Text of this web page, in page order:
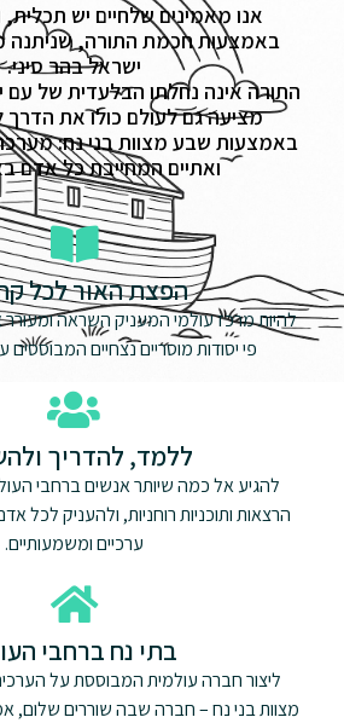
אנו מאמינים שלחיים יש תכלית,
באמצעות חכמת התורה, שניתנה
ישראל בהר סיני.
התורה אינה נחלתו הבלעדית של
מציעה גם לעולם כולו את הדרך
באמצעות שבע מצוות בני נח:
ואתיים המחייבת כל אדם
הפצת האור לכל
להיות מרכז עולמי המעניק השראה
פי יסודות מוסריים נצחיים
ללמד, להדריך
להגיע אל כמה שיותר אנשים ברחבי
הרצאות ותוכניות רוחניות, ולהעניק לכל
ערכיים ומשמעותיים.
בתי נח ברחבי
ליצור חברה עולמית המבוססת על
מצוות בני נח – חברה שבה שוררים שלום,